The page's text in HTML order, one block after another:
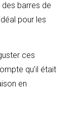
barres de
pour les
ces
qu’il était
en